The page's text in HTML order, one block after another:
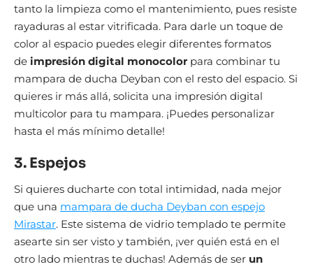
tanto la limpieza como el mantenimiento, pues resiste
rayaduras al estar vitrificada. Para darle un toque de
color al espacio puedes elegir diferentes formatos
de impresión digital monocolor para combinar tu
mampara de ducha Deyban con el resto del espacio. Si
quieres ir más allá, solicita una impresión digital
multicolor para tu mampara. ¡Puedes personalizar
hasta el más mínimo detalle!
3. Espejos
Si quieres ducharte con total intimidad, nada mejor
que una mampara de ducha Deyban con espejo
Mirastar. Este sistema de vidrio templado te permite
asearte sin ser visto y también, ¡ver quién está en el
otro lado mientras te duchas! Además de ser un